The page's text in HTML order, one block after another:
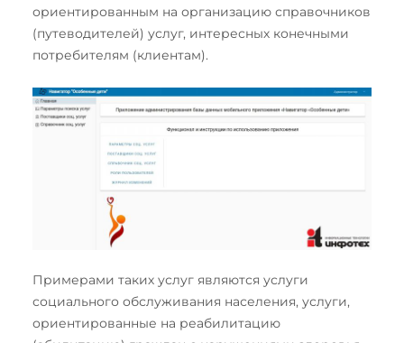
ориентированным на организацию справочников
(путеводителей) услуг, интересных конечными
потребителям (клиентам).
Примерами таких услуг являются услуги
социального обслуживания населения, услуги,
ориентированные на реабилитацию